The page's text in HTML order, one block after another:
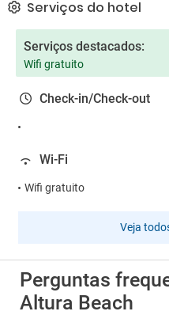
Serviços do hotel
Serviços destacados:
Wifi gratuito
Check-in/Check-out
Wi-Fi
Wifi gratuito
Veja
Perguntas
Altura Beach